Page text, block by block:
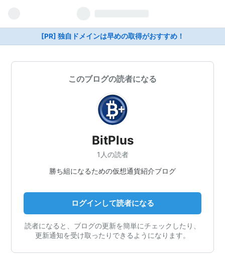
[PR] 独自ドメインは早めの取得がおすすめ！
このブログの読者になる
BitPlus
1人の読者
勝ち組になるための仮想通貨紹介ブログ
ログインして読者になる
読者になると、ブログの更新を簡単にチェックしたり、
更新通知を受け取ったりできるようになります。